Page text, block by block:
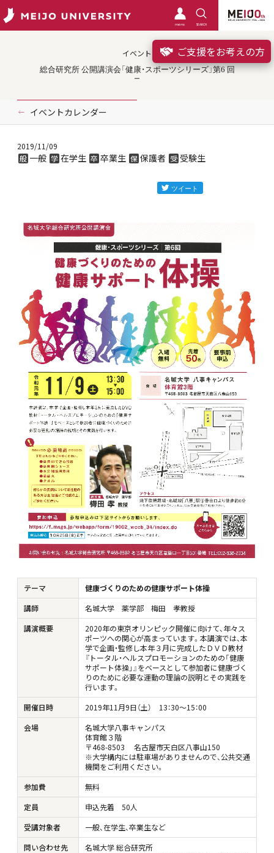
meimo SEARCH
ご支援をお考えの方
イベント
総合研究所 公開講演会「健康・スポーツシリーズ」第6 回
イベントカレンダー
2019/11/09
般 一般 学 在学生 卒 卒業生 保 保護者 受 受験生
テーマ
健康づくりのための健康サポート体操
講師
名城大学 薬学部 梅田 孝教授
講演概要
2020年の東京オリンピック開催に向けて、年々ス
ポーツへの関心が高まっています。本講演では、本
学で企画・監修し本年３月に完成したＤＶＤ教材
『トータル・ヘルスプロモーションのための「健康
サポート体操」』をベースとして参加者に健康づく
りのために必要な運動の理論の説明とその実践を
行います。
開催日時
2019年11月9日（土） 13：30～15：00
会場
名城大学八事キャンパス
体育館３階
〒468-8503 名古屋市天白区八事山150
※大学構内には駐車場がありませんので、公共交通
機関をご利用ください。
参加費
無料
定員
申込先着 50人
受講対象者
一般、在学生、卒業生など
問い合わせ先
名城大学 総合研究所